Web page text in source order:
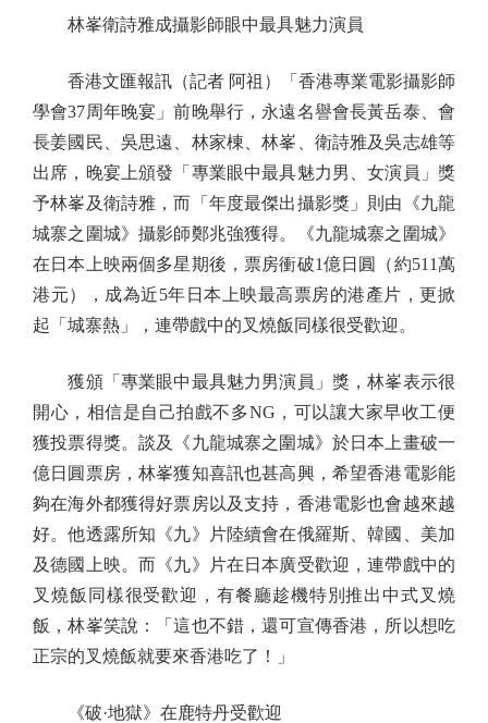
林峯衛詩雅成攝影師眼中最具魅力演員
香港文匯報訊（記者 阿祖）「香港專業電影攝影師
學會37周年晚宴」前晚舉行，永遠名譽會長黃岳泰、會
長姜國民、吳思遠、林家棟、林峯、衛詩雅及吳志雄等
出席，晚宴上頒發「專業眼中最具魅力男、女演員」獎
予林峯及衛詩雅，而「年度最傑出攝影獎」則由《九龍
城寨之圍城》攝影師鄭兆強獲得。《九龍城寨之圍城》
在日本上映兩個多星期後，票房衝破1億日圓（約511萬
港元），成為近5年日本上映最高票房的港產片，更掀
起「城寨熱」，連帶戲中的叉燒飯同樣很受歡迎。
獲頒「專業眼中最具魅力男演員」獎，林峯表示很
開心，相信是自己拍戲不多NG，可以讓大家早收工便
獲投票得獎。談及《九龍城寨之圍城》於日本上畫破一
億日圓票房，林峯獲知喜訊也甚高興，希望香港電影能
夠在海外都獲得好票房以及支持，香港電影也會越來越
好。他透露所知《九》片陸續會在俄羅斯、韓國、美加
及德國上映。而《九》片在日本廣受歡迎，連帶戲中的
叉燒飯同樣很受歡迎，有餐廳趁機特別推出中式叉燒
飯，林峯笑說：「這也不錯，還可宣傳香港，所以想吃
正宗的叉燒飯就要來香港吃了！」
《破·地獄》在鹿特丹受歡迎